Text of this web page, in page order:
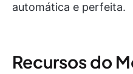
automática e perfeita.
Recursos do